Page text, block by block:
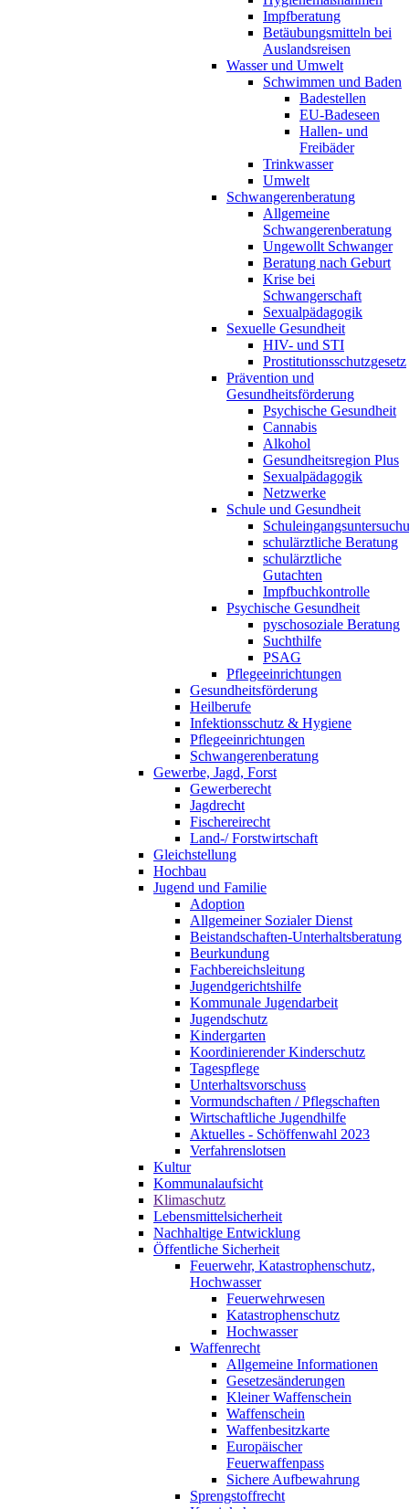
Impfberatung
Betäubungsmitteln bei
Auslandsreisen
Wasser und Umwelt
Schwimmen und Baden
Badestellen
EU-Badeseen
Hallen- und
Freibäder
Trinkwasser
Umwelt
Schwangerenberatung
Allgemeine
Schwangerenberatung
Ungewollt Schwanger
Beratung nach Geburt
Krise bei
Schwangerschaft
Sexualpädagogik
Sexuelle Gesundheit
HIV- und STI
Prostitutionsschutzgesetz
Prävention und
Gesundheitsförderung
Psychische Gesundheit
Cannabis
Alkohol
Gesundheitsregion Plus
Sexualpädagogik
Netzwerke
Schule und Gesundheit
schulärztliche Beratung
schulärztliche
Gutachten
Impfbuchkontrolle
Psychische Gesundheit
pyschosoziale Beratung
Suchthilfe
PSAG
Pflegeeinrichtungen
Gesundheitsförderung
Heilberufe
Infektionsschutz & Hygiene
Pflegeeinrichtungen
Schwangerenberatung
Gewerbe, Jagd, Forst
Gewerberecht
Jagdrecht
Fischereirecht
Land-/ Forstwirtschaft
Gleichstellung
Hochbau
Jugend und Familie
Adoption
Allgemeiner Sozialer Dienst
Beistandschaften-Unterhaltsberatung
Beurkundung
Fachbereichsleitung
Jugendgerichtshilfe
Kommunale Jugendarbeit
Jugendschutz
Kindergarten
Koordinierender Kinderschutz
Tagespflege
Unterhaltsvorschuss
Vormundschaften / Pflegschaften
Wirtschaftliche Jugendhilfe
Aktuelles - Schöffenwahl 2023
Verfahrenslotsen
Kultur
Kommunalaufsicht
Klimaschutz
Lebensmittelsicherheit
Nachhaltige Entwicklung
Öffentliche Sicherheit
Feuerwehr, Katastrophenschutz,
Hochwasser
Feuerwehrwesen
Katastrophenschutz
Hochwasser
Waffenrecht
Allgemeine Informationen
Gesetzesänderungen
Kleiner Waffenschein
Waffenschein
Waffenbesitzkarte
Europäischer
Feuerwaffenpass
Sichere Aufbewahrung
Sprengstoffrecht